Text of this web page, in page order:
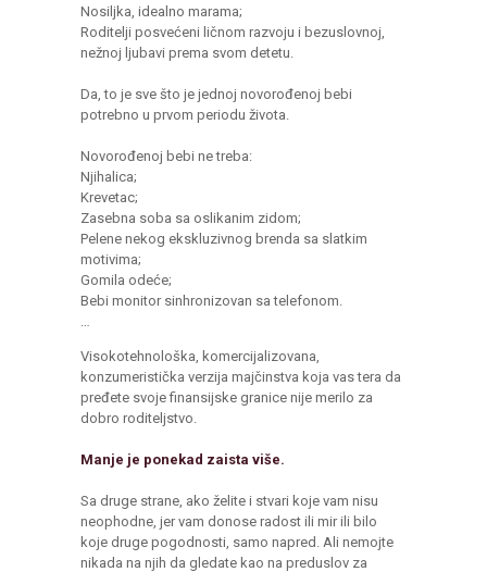
Nosiljka, idealno marama;
Roditelji posvećeni ličnom razvoju i bezuslovnoj,
nežnoj ljubavi prema svom detetu.
Da, to je sve što je jednoj novorođenoj bebi
potrebno u prvom periodu života.
Novorođenoj bebi ne treba:
Njihalica;
Krevetac;
Zasebna soba sa oslikanim zidom;
Pelene nekog ekskluzivnog brenda sa slatkim
motivima;
Gomila odeće;
Bebi monitor sinhronizovan sa telefonom.
…
Visokotehnološka, komercijalizovana,
konzumeristička verzija majčinstva koja vas tera da
pređete svoje finansijske granice nije merilo za
dobro roditeljstvo.
Manje je ponekad zaista više.
Sa druge strane, ako želite i stvari koje vam nisu
neophodne, jer vam donose radost ili mir ili bilo
koje druge pogodnosti, samo napred. Ali nemojte
nikada na njih da gledate kao na preduslov za